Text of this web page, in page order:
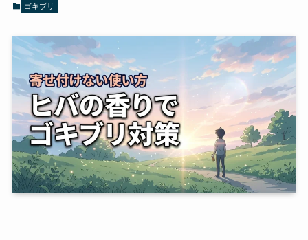
ゴキブリ